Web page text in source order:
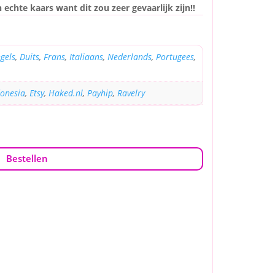
kaars want dit zou zeer gevaarlijk zijn!!
, Duits, Frans, Italiaans, Nederlands, Portugees,
, Etsy, Haked.nl, Payhip, Ravelry
Bestellen